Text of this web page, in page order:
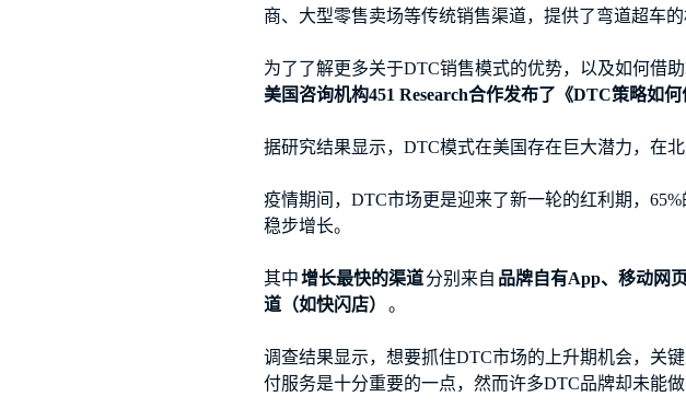
商、大型零售卖场等传统销售渠道，提供了弯道超车的
为了了解更多关于DTC销售模式的优势，以及如何借
美国咨询机构451 Research合作发布了《DTC策略如
据研究结果显示，DTC模式在美国存在巨大潜力，在
疫情期间，DTC市场更是迎来了新一轮的红利期，
稳步增长。
其中增长最快的渠道分别来自 品牌自有App、移动网
道（如快闪店）
。
调查结果显示，想要抓住DTC市场的上升期机会，关
付服务是十分重要的一点，然而许多DTC品牌却未能做